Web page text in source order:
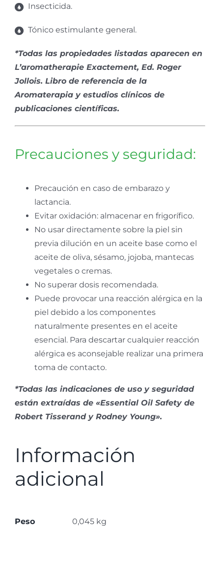
Insecticida.
Tónico estimulante general.
*Todas las propiedades listadas aparecen en
L’aromatherapie Exactement, Ed. Roger
Jollois. Libro de referencia de la
Aromaterapia y estudios clínicos de
publicaciones científicas.
Precauciones y seguridad:
Precaución en caso de embarazo y
lactancia.
Evitar oxidación: almacenar en frigorífico.
No usar directamente sobre la piel sin
previa dilución en un aceite base como el
aceite de oliva, sésamo, jojoba, mantecas
vegetales o cremas.
No superar dosis recomendada.
Puede provocar una reacción alérgica en la
piel debido a los componentes
naturalmente presentes en el aceite
esencial. Para descartar cualquier reacción
alérgica es aconsejable realizar una primera
toma de contacto.
*Todas las indicaciones de uso y seguridad
están extraídas de «Essential Oil Safety de
Robert Tisserand y Rodney Young».
Información
adicional
Peso 0,045 kg